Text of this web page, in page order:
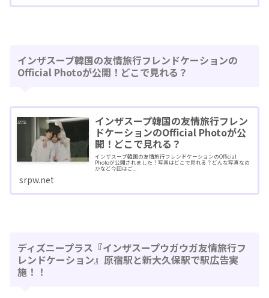
インザスープ韓国の友情旅行フレンドケーションの
Official Photoが公開！どこで見れる？
インザスープ韓国の友情旅行フレン
ドケーションのOfficial Photoが公
開！どこで見れる？
インザスープ韓国の友情旅行フレンドケーションのOfficial
Photoが公開されました！写真はどこで見れる？どんな写真なの
かなど今回はご...
srpw.net
ディズニープラス『インザスープウガウガ友情旅行フ
レンドケーション』原宿駅と新大久保駅で駅広告実
施！！